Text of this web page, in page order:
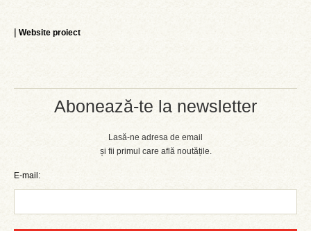
Abonează-te la newsletter
Lasă-ne adresa de email
și fii primul care află noutățile.
E-mail:
| Website proiect